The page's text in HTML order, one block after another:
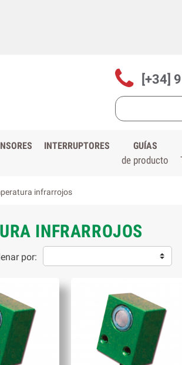
[+34]
INTERRUPTORES GUÍAS
de producto
infrarrojos
INFRARROJOS
por: